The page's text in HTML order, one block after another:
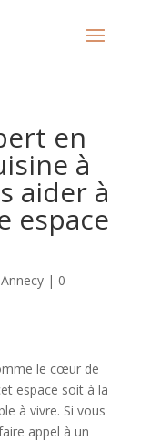
en
à
aider à
espace
| 0
le cœur de
espace soit à la
à vivre. Si vous
appel à un